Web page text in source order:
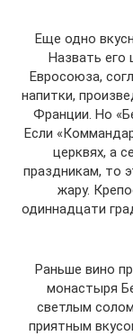
Еще одно
Назвать его
Евросоюза,
напитки,
Франции. Но
Если
церквях, а
праздникам, то
жару.
одиннадцати
Раньше вино
монастыря
светлым
приятным